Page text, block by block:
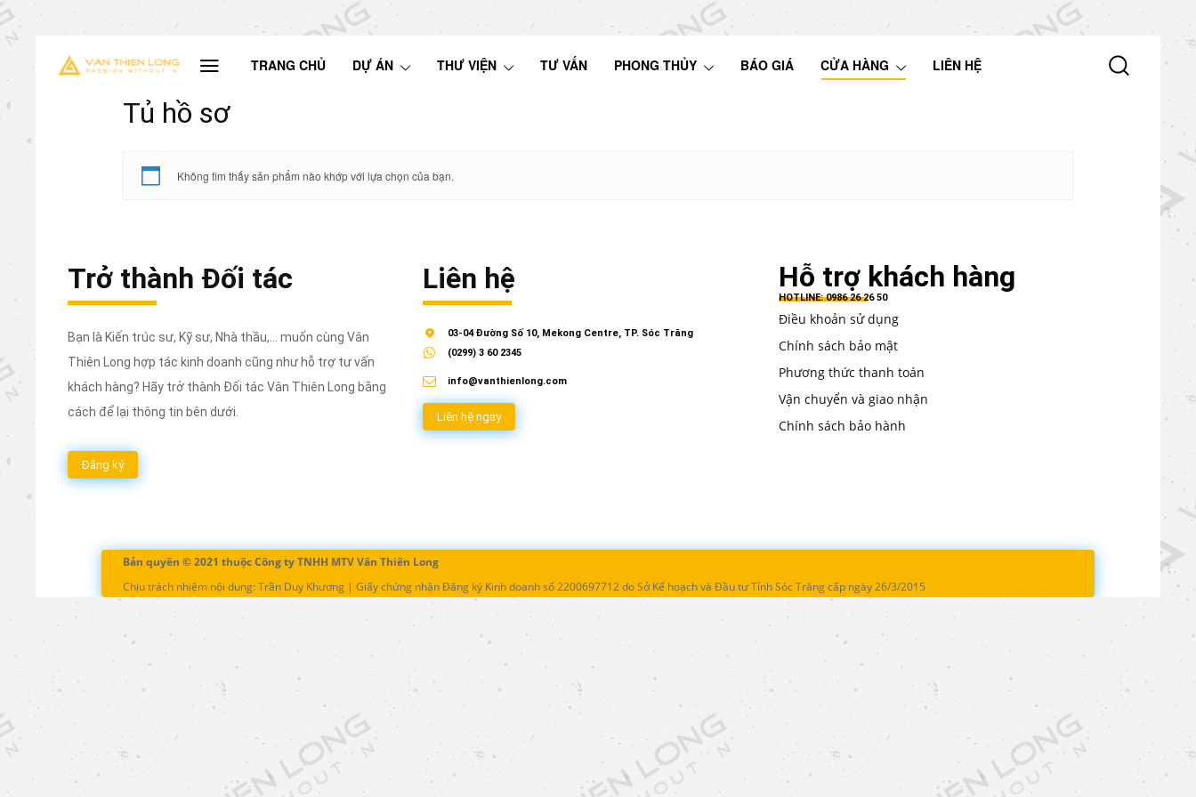
TRANG CHỦ DỰ ÁN THƯ VIỆN TƯ VẤN PHONG THỦY BÁO GIÁ CỬA HÀNG LIÊN HỆ
Tủ hồ sơ
Không tìm thấy sản phẩm nào khớp với lựa chọn của bạn.
Trở thành Đối tác
Bạn là Kiến trúc sư, Kỹ sư, Nhà thầu,... muốn cùng Vân
Thiên Long hợp tác kinh doanh cũng như hỗ trợ tư vấn
khách hàng? Hãy trở thành Đối tác Vân Thiên Long bằng
cách để lại thông tin bên dưới.
Đăng ký
Liên hệ
03-04 Đường Số 10, Mekong Centre, TP. Sóc Trăng
(0299) 3 60 2345
info@vanthienlong.com
Liên hệ ngay
Hỗ trợ khách hàng
HOTLINE: 0986 26 26 50
Điều khoản sử dụng
Chính sách bảo mật
Phương thức thanh toán
Vận chuyển và giao nhận
Chính sách bảo hành
Bản quyền © 2021 thuộc Công ty TNHH MTV Vân Thiên Long
Chịu trách nhiệm nội dung: Trần Duy Khương | Giấy chứng nhận Đăng ký Kinh doanh số 2200697712 do Sở Kế hoạch và Đầu tư Tỉnh Sóc Trăng cấp ngày 26/3/2015
Website đã thông báo với Bộ Công Thương